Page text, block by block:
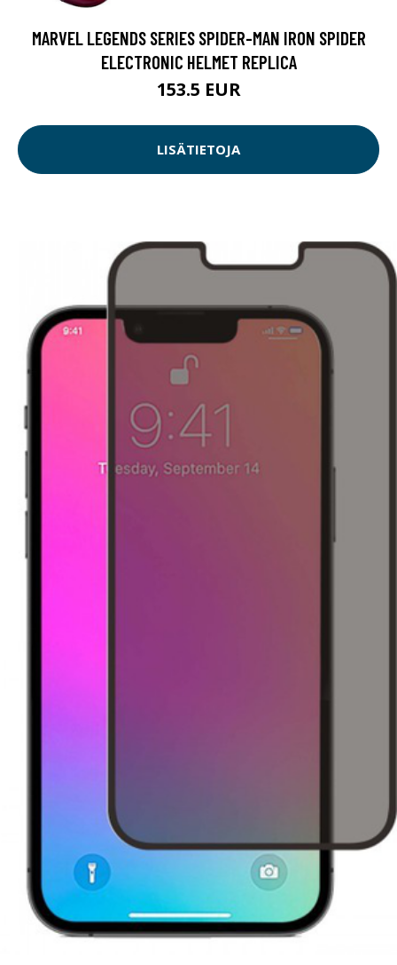
MARVEL LEGENDS SERIES SPIDER-MAN IRON SPIDER
ELECTRONIC HELMET REPLICA
153.5 EUR
LISÄTIETOJA